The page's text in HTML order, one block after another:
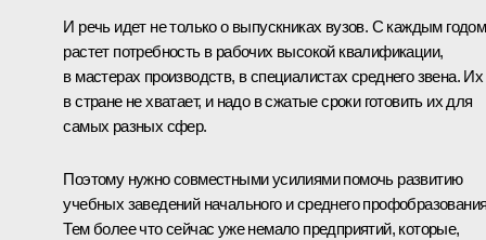
И речь идет не только о выпускниках вузов. С каждым годом
растет потребность в рабочих высокой квалификации,
в мастерах производств, в специалистах среднего звена. Их
в стране не хватает, и надо в сжатые сроки готовить их для
самых разных сфер.
Поэтому нужно совместными усилиями помочь развитию
учебных заведений начального и среднего
Тем более что сейчас уже немало предприятий, которые,